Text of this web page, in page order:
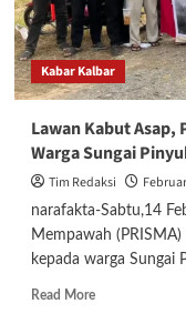
Kabar Kalbar
Lawan Kabut Asap,
Warga Sungai
Tim Redaksi
narafakta-Sabtu,14
Mempawah
kepada warga Sungai
Read MoreRead